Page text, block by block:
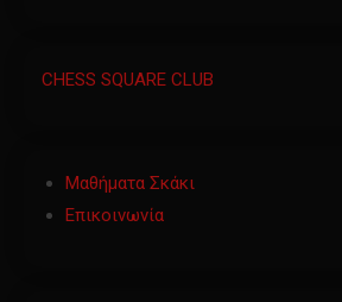
CHESS SQUARE CLUB
Μαθήματα Σκάκι
Επικοινωνία